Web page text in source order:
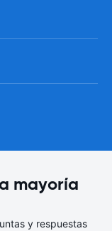
mayoría
y respuestas